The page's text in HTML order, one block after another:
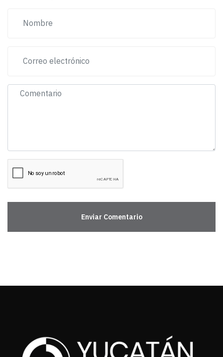
Enviar Comentario